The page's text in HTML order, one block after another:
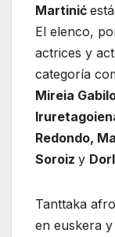
Martinić
El elenco,
actrices y
categoría
Mireia
Redondo,
Soroiz y
Tanttaka
en euskera